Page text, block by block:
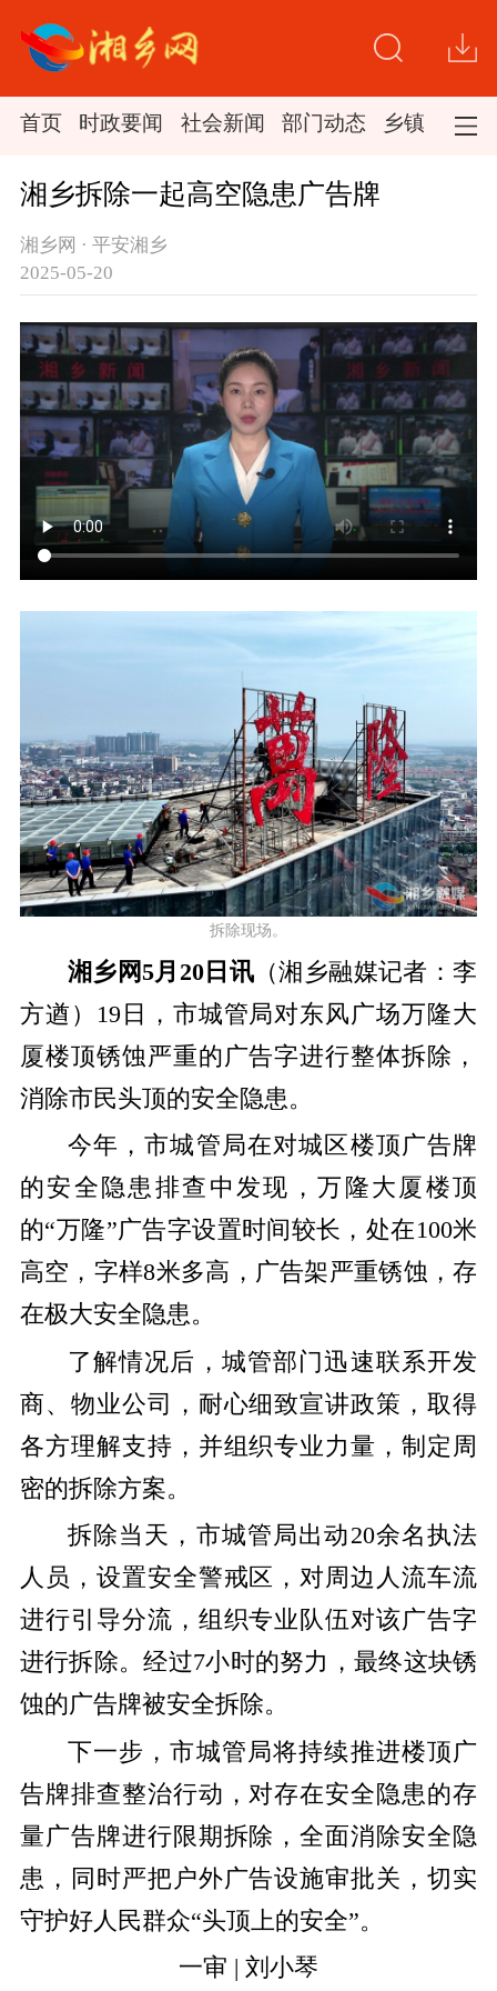
首页 时政要闻 社会新闻 部门动态 乡镇新闻
湘乡拆除一起高空隐患广告牌
湘乡网 · 平安湘乡
2025-05-20
拆除现场。
湘乡网5月20日讯 （湘乡融媒记者：李
方遒） 19 日，市城管局对东风广场万隆大
厦楼顶锈蚀严重的广告字进行整体拆除，
消除市民头顶的安全隐患。
今年，市城管局在对城区楼顶广告牌
的安全隐患排查中发现，万隆大厦楼顶
的“万隆”广告字设置时间较长，处在100米
高空，字样8米多高，广告架严重锈蚀，存
在极大安全隐患。
了解情况后，城管部门迅速联系开发
商、物业公司，耐心细致宣讲政策，取得
各方理解支持，并组织专业力量，制定周
密的拆除方案。
拆除当天，市城管局出动20余名执法
人员，设置安全警戒区，对周边人流车流
进行引导分流，组织专业队伍对该广告字
进行拆除。经过7小时的努力，最终这块锈
蚀的广告牌被安全拆除。
下一步，市城管局将持续推进楼顶广
告牌排查整治行动，对存在安全隐患的存
量广告牌进行限期拆除，全面消除安全隐
患，同时严把户外广告设施审批关，切实
守护好人民群众“头顶上的安全”。
一审 | 刘小琴